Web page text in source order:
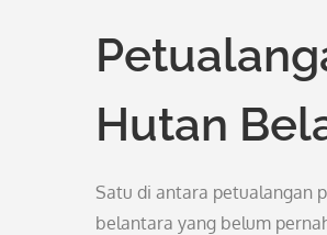
Hutan
Satu di antara petualangan
belantara yang belum